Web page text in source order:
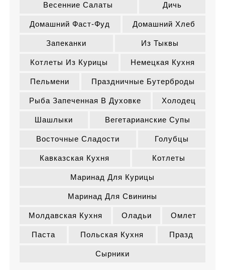
Весенние Салаты Дичь
Домашний Фаст-Фуд Домашний Хлеб
Запеканки Из Тыквы
Котлеты Из Курицы Немецкая Кухня
Пельмени Праздничные Бутерброды
Рыба Запеченная В Духовке Холодец
Шашлыки Вегетарианские Супы
Восточные Сладости Голубцы
Кавказская Кухня Котлеты
Маринад Для Курицы
Маринад Для Свинины
Молдавская Кухня Оладьи Омлет
Паста Польская Кухня Празд
Сырники